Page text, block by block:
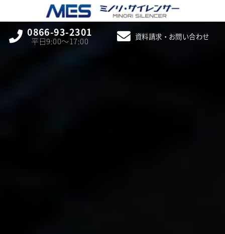
0866-93-2301
平日9:00〜17:00 資料請求・お問い合わせ